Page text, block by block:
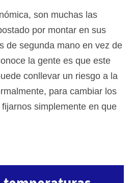
son muchas las
por montar en sus
de segunda mano en vez de
la gente es que este
conllevar un riesgo a la
para cambiar los
simplemente en que